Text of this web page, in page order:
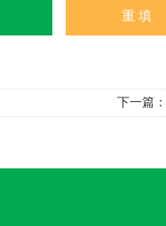
下一篇：